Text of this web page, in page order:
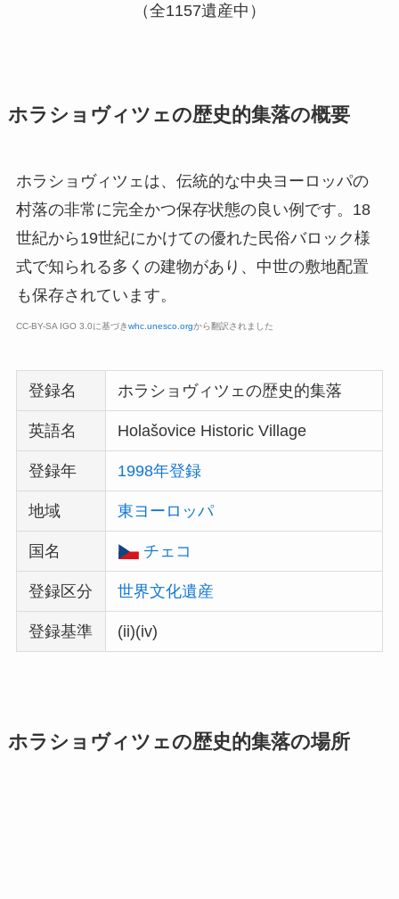
（全1157遺産中）
ホラショヴィツェの歴史的集落の概要
ホラショヴィツェは、伝統的な中央ヨーロッパの
村落の非常に完全かつ保存状態の良い例です。18
世紀から19世紀にかけての優れた民俗バロック様
式で知られる多くの建物があり、中世の敷地配置
も保存されています。
CC-BY-SA IGO 3.0に基づきwhc.unesco.orgから翻訳されました
登録名 ホラショヴィツェの歴史的集落
英語名 Holašovice Historic Village
登録年 1998年登録
地域 東ヨーロッパ
国名 チェコ
登録区分 世界文化遺産
登録基準 (ii)(iv)
ホラショヴィツェの歴史的集落の場所